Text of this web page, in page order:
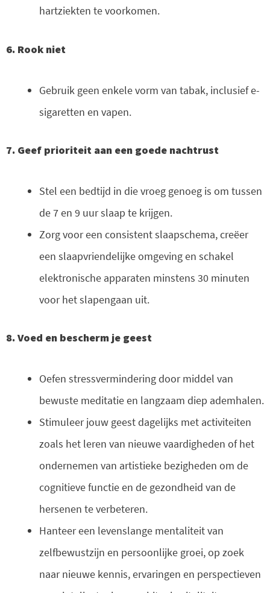
hartziekten te voorkomen.
6. Rook niet
Gebruik geen enkele vorm van tabak, inclusief e-
sigaretten en vapen.
7. Geef prioriteit aan een goede nachtrust
Stel een bedtijd in die vroeg genoeg is om tussen
de 7 en 9 uur slaap te krijgen.
Zorg voor een consistent slaapschema, creëer
een slaapvriendelijke omgeving en schakel
elektronische apparaten minstens 30 minuten
voor het slapengaan uit.
8. Voed en bescherm je geest
Oefen stressvermindering door middel van
bewuste meditatie en langzaam diep ademhalen.
Stimuleer jouw geest dagelijks met activiteiten
zoals het leren van nieuwe vaardigheden of het
ondernemen van artistieke bezigheden om de
cognitieve functie en de gezondheid van de
hersenen te verbeteren.
Hanteer een levenslange mentaliteit van
zelfbewustzijn en persoonlijke groei, op zoek
naar nieuwe kennis, ervaringen en perspectieven